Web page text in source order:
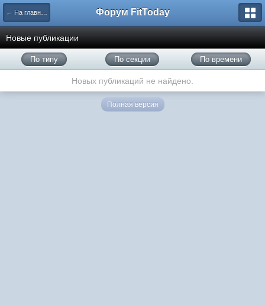
← На главную Форум FitToday
Новые публикации
По типу По секции По времени
Новых публикаций не найдено.
Полная версия